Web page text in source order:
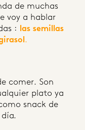
de muchas
voy a hablar
: las semillas
.
comer. Son
plato ya
snack de